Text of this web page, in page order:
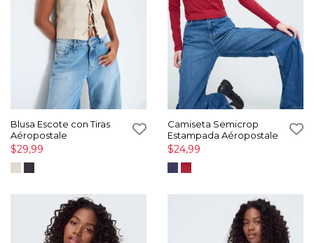
Blusa Escote con Tiras
Aéropostale
$29,99
Camiseta Semicrop
Estampada Aéropostale
$24,99